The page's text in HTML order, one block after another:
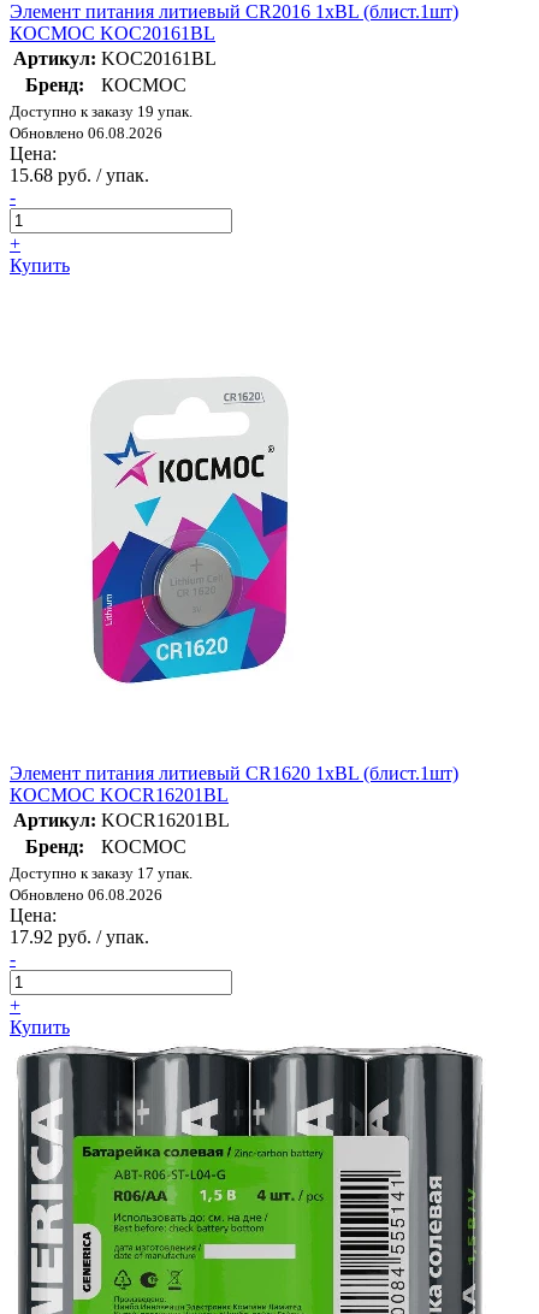
Элемент питания литиевый CR2016 1хBL (блист.1шт)
КОСМОС KOC20161BL
Артикул: KOC20161BL
Бренд:
КОСМОС
Доступно к заказу 19 упак.
Обновлено 06.08.2026
Цена:
15.68 руб. / упак.
-
+
Купить
Элемент питания литиевый CR1620 1хBL (блист.1шт)
КОСМОС KOCR16201BL
Артикул: KOCR16201BL
Бренд:
КОСМОС
Доступно к заказу 17 упак.
Обновлено 06.08.2026
Цена:
17.92 руб. / упак.
-
+
Купить